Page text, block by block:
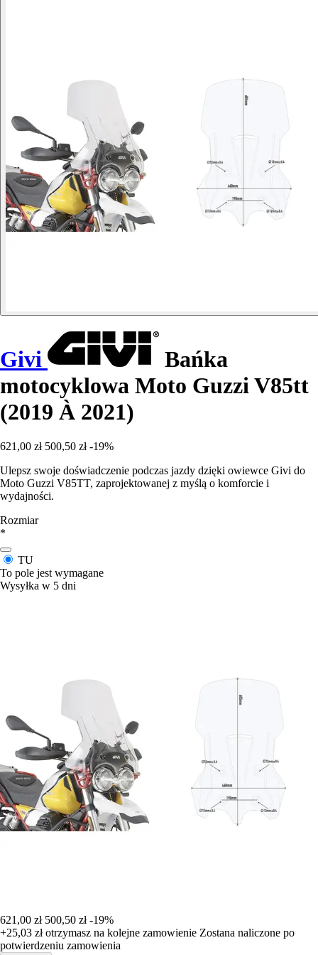
Givi
Bańka
motocyklowa Moto Guzzi V85tt
(2019 À 2021)
621,00 zł 500,50 zł -19%
Ulepsz swoje doświadczenie podczas jazdy dzięki owiewce Givi do
Moto Guzzi V85TT, zaprojektowanej z myślą o komforcie i
wydajności.
Rozmiar
*
TU
To pole jest wymagane
Wysyłka w 5 dni
621,00 zł 500,50 zł -19%
+25,03 złotrzymasz na kolejne zamowienie Zostana naliczone po
potwierdzeniu zamowienia